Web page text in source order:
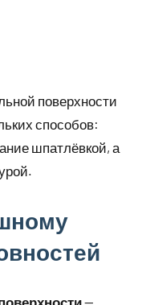
поверхности
способов:
шпатлёвкой, а
—